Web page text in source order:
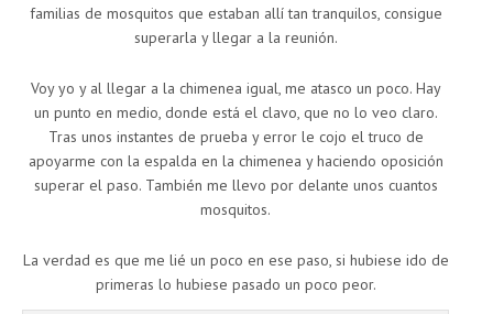
familias de mosquitos que estaban allí tan tranquilos, consigue
superarla y llegar a la reunión.
Voy yo y al llegar a la chimenea igual, me atasco un poco. Hay
un punto en medio, donde está el clavo, que no lo veo claro.
Tras unos instantes de prueba y error le cojo el truco de
apoyarme con la espalda en la chimenea y haciendo oposición
superar el paso. También me llevo por delante unos cuantos
mosquitos.
La verdad es que me lié un poco en ese paso, si hubiese ido de
primeras lo hubiese pasado un poco peor.